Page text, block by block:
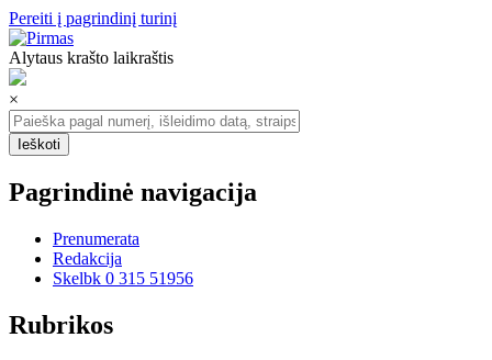
Pereiti į pagrindinį turinį
Alytaus krašto laikraštis
×
Pagrindinė navigacija
Prenumerata
Redakcija
Skelbk 0 315 51956
Rubrikos